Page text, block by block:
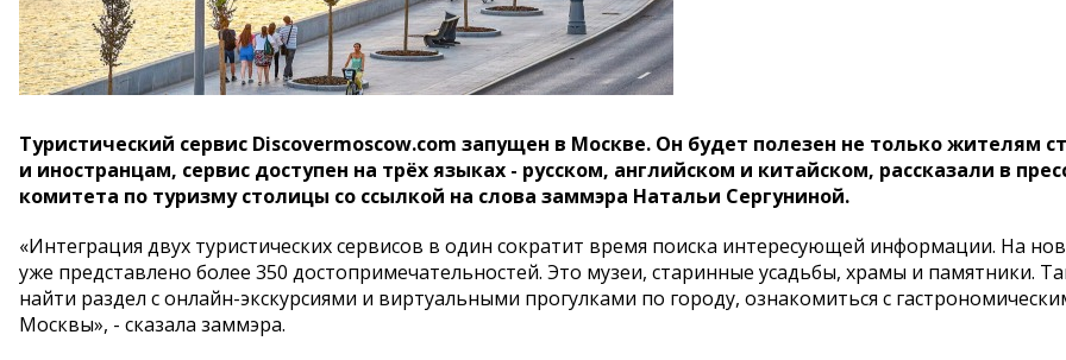
Туристический сервис Discovermoscow.com запущен в Москве. Он будет полезен не только жителям
и иностранцам, сервис доступен на трёх языках - русском, английском и китайском, рассказали в
комитета по туризму столицы со ссылкой на слова заммэра Натальи Сергуниной.
«Интеграция двух туристических сервисов в один сократит время поиска интересующей информации. На
уже представлено более 350 достопримечательностей. Это музеи, старинные усадьбы, храмы и памятники.
найти раздел с онлайн-экскурсиями и виртуальными прогулками по городу, ознакомиться с
Москвы», - сказала заммэра.